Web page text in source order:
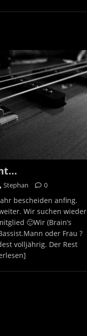
Stephan 0
bescheiden anfing.
Wir suchen wieder
🙂Wir (Brain’s
oder Frau ?
volljährig. Der Rest